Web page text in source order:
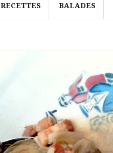
RECETTES BALADES